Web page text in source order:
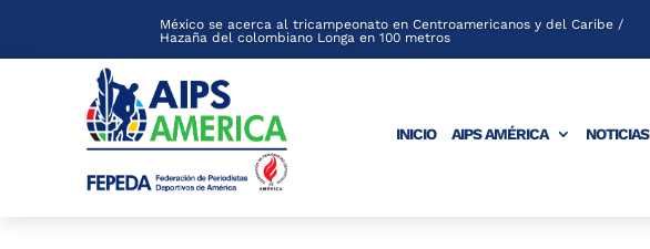
México se acerca al tricampeonato en Centroamericanos y del Caribe /
Hazaña del colombiano Longa en 100 metros
INICIO AIPS AMÉRICA NOTICIAS